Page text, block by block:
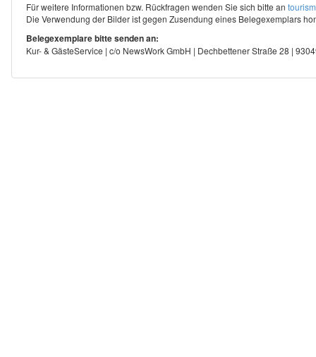
Für weitere Informationen bzw. Rückfragen wenden Sie sich bitte an
Die Verwendung der Bilder ist gegen Zusendung eines Belegexemplars
Belegexemplare bitte senden an:
Kur- & GästeService | c/o NewsWork GmbH | Dechbettener Straße 28 |